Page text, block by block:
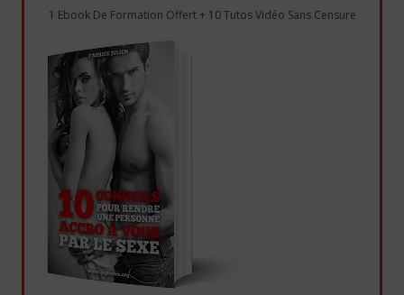
1 Ebook De Formation Offert + 10 Tutos Vidéo Sans Censure